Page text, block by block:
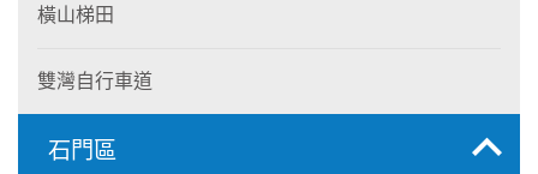
橫山梯田
雙灣自行車道
石門區